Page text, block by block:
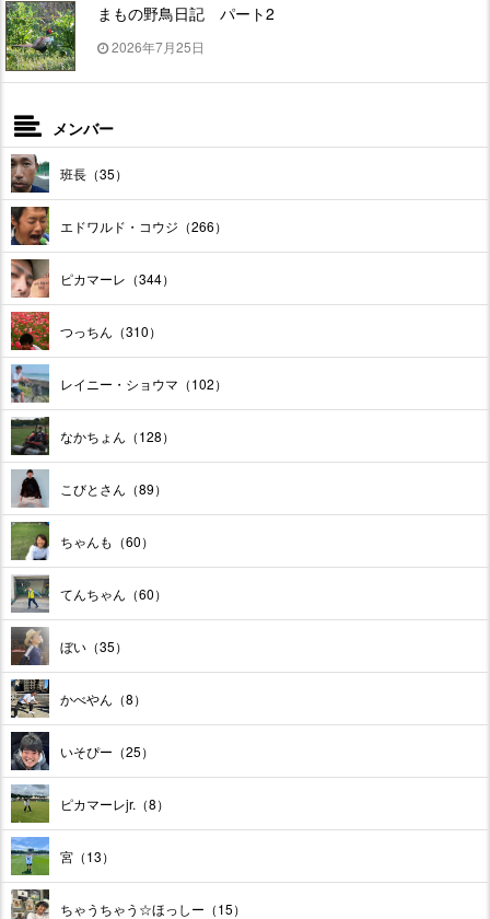
まもの野鳥日記 パート2
2026年7月25日
メンバー
班長（35）
エドワルド・コウジ（266）
ピカマーレ（344）
つっちん（310）
レイニー・ショウマ（102）
なかちょん（128）
こびとさん（89）
ちゃんも（60）
てんちゃん（60）
ぼい（35）
かべやん（8）
いそぴー（25）
ピカマーレjr.（8）
宮（13）
ちゃうちゃう☆ほっしー（15）